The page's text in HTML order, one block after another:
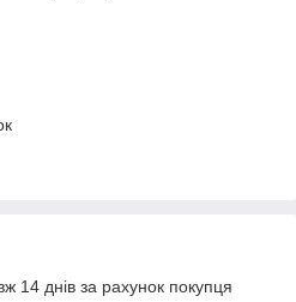
14 днів за рахунок покупця